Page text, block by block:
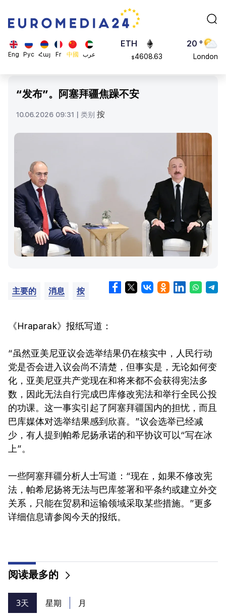
Eng Рус Հայ Fr 中國 عرب
ADA
0.868816
ETH
$4608.63
20 °
London
Rome
“发布”。阿塞拜疆焦躁不安
10.06.2026 09:31 | 类别 按
主要的 消息 按
《Hraparak》报纸写道：
“虽然亚美尼亚议会选举结果仍在核实中，人民行动
党是否会进入议会尚不清楚，但事实是，无论如何变
化，亚美尼亚共产党现在和将来都不会获得宪法多
数，因此无法自行完成巴库修改宪法和举行全民公投
的功课。这一事实引起了阿塞拜疆国内的担忧，而且
巴库媒体对选举结果感到欣喜。”议会选举已经减
少，有人提到帕希尼扬承诺的和平协议可以“写在冰
上”。
一些阿塞拜疆分析人士写道：“现在，如果不修改宪
法，帕希尼扬将无法与巴库签署和平条约或建立外交
关系，只能在贸易和运输领域采取某些措施。”更多
详细信息请参阅今天的报纸。
阅读最多的
3天 星期 月